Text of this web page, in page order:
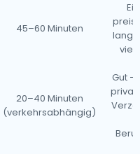
45–60 Minuten
20–40 Minuten
(verkehrsabhängig)
Gut –